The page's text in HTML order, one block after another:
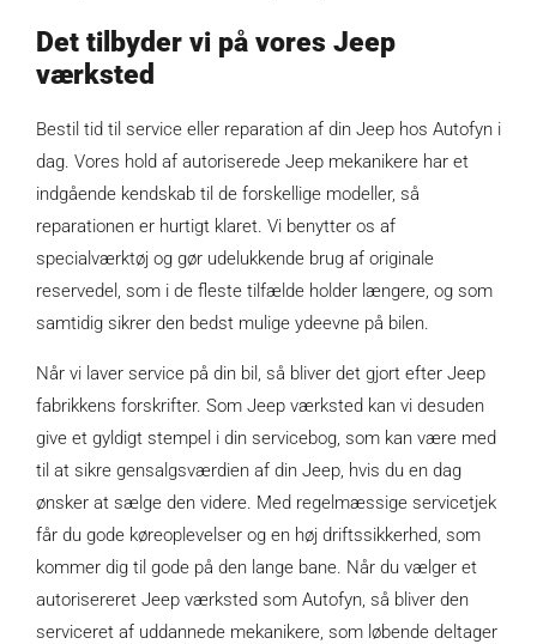
Det tilbyder vi på vores Jeep
værksted
Bestil tid til service eller reparation af din Jeep hos Autofyn i
dag. Vores hold af autoriserede Jeep mekanikere har et
indgående kendskab til de forskellige modeller, så
reparationen er hurtigt klaret. Vi benytter os af
specialværktøj og gør udelukkende brug af originale
reservedel, som i de fleste tilfælde holder længere, og som
samtidig sikrer den bedst mulige ydeevne på bilen.
Når vi laver service på din bil, så bliver det gjort efter Jeep
fabrikkens forskrifter. Som Jeep værksted kan vi desuden
give et gyldigt stempel i din servicebog, som kan være med
til at sikre gensalgsværdien af din Jeep, hvis du en dag
ønsker at sælge den videre. Med regelmæssige servicetjek
får du gode køreoplevelser og en høj driftssikkerhed, som
kommer dig til gode på den lange bane. Når du vælger et
autorisereret Jeep værksted som Autofyn, så bliver den
serviceret af uddannede mekanikere, som løbende deltager